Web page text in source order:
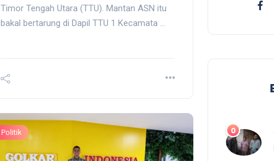
Timor Tengah Utara (TTU). Mantan ASN itu
bakal bertarung di Dapil TTU 1 Kecamata ...
Politik 0